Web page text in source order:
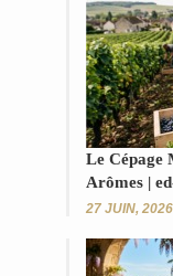
Le Cépage
Arômes |
27 JUIN, 2026